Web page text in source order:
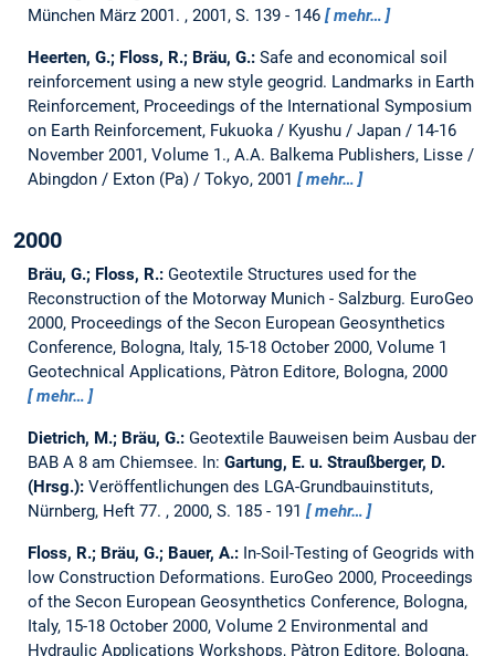
München März 2001. , 2001, S. 139 - 146
mehr…
Heerten, G.; Floss, R.; Bräu, G.: Safe and economical soil
reinforcement using a new style geogrid. Landmarks in Earth
Reinforcement, Proceedings of the International Symposium
on Earth Reinforcement, Fukuoka / Kyushu / Japan / 14-16
November 2001, Volume 1., A.A. Balkema Publishers, Lisse /
Abingdon / Exton (Pa) / Tokyo, 2001
mehr…
2000
Bräu, G.; Floss, R.: Geotextile Structures used for the
Reconstruction of the Motorway Munich - Salzburg. EuroGeo
2000, Proceedings of the Secon European Geosynthetics
Conference, Bologna, Italy, 15-18 October 2000, Volume 1
Geotechnical Applications, Pàtron Editore, Bologna, 2000
mehr…
Dietrich, M.; Bräu, G.: Geotextile Bauweisen beim Ausbau der
BAB A 8 am Chiemsee. In: Gartung, E. u. Straußberger, D.
(Hrsg.): Veröffentlichungen des LGA-Grundbauinstituts,
Nürnberg, Heft 77. , 2000, S. 185 - 191
mehr…
Floss, R.; Bräu, G.; Bauer, A.: In-Soil-Testing of Geogrids with
low Construction Deformations. EuroGeo 2000, Proceedings
of the Secon European Geosynthetics Conference, Bologna,
Italy, 15-18 October 2000, Volume 2 Environmental and
Hydraulic Applications Workshops, Pàtron Editore, Bologna,